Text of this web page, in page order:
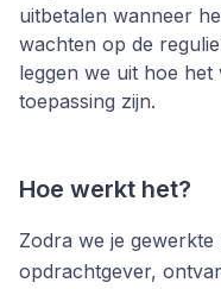
uitbetalen wanneer
wachten op de
leggen we uit hoe
toepassing zijn.
Hoe werkt het?
Zodra we je
opdrachtgever,